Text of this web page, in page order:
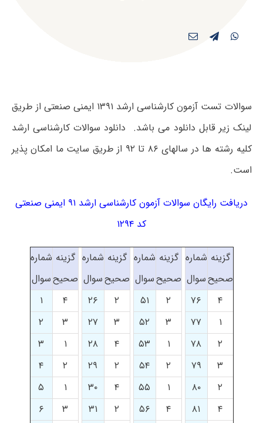
سوالات تست آزمون کارشناسی ارشد ۱۳۹۱ ایمنی صنعتی از طریق
لینک زیر قابل دانلود می باشد. دانلود سوالات کارشناسی ارشد
کلیه رشته ها در سالهای ۸۶ تا ۹۲ از طریق سایت ما امکان پذیر
است.
دریافت رایگان سوالات آزمون کارشناسی ارشد ۹۱ ایمنی صنعتی
کد ۱۲۹۴
گزینه
صحیح
شماره
سوال
گزینه
صحیح
شماره
سوال
گزینه
صحیح
شماره
سوال
گزینه
صحیح
شماره
سوال
۴
۷۶ ۲ ۵۱ ۲ ۲۶ ۴
۱
۱
۷۷ ۳ ۵۲ ۳ ۲۷ ۳
۲
۲
۷۸ ۱ ۵۳ ۴ ۲۸ ۱
۳
۳
۷۹ ۲ ۵۴ ۲ ۲۹ ۲
۴
۲
۸۰ ۱ ۵۵ ۴ ۳۰ ۱
۵
۴
۸۱ ۴ ۵۶ ۲ ۳۱ ۳
۶